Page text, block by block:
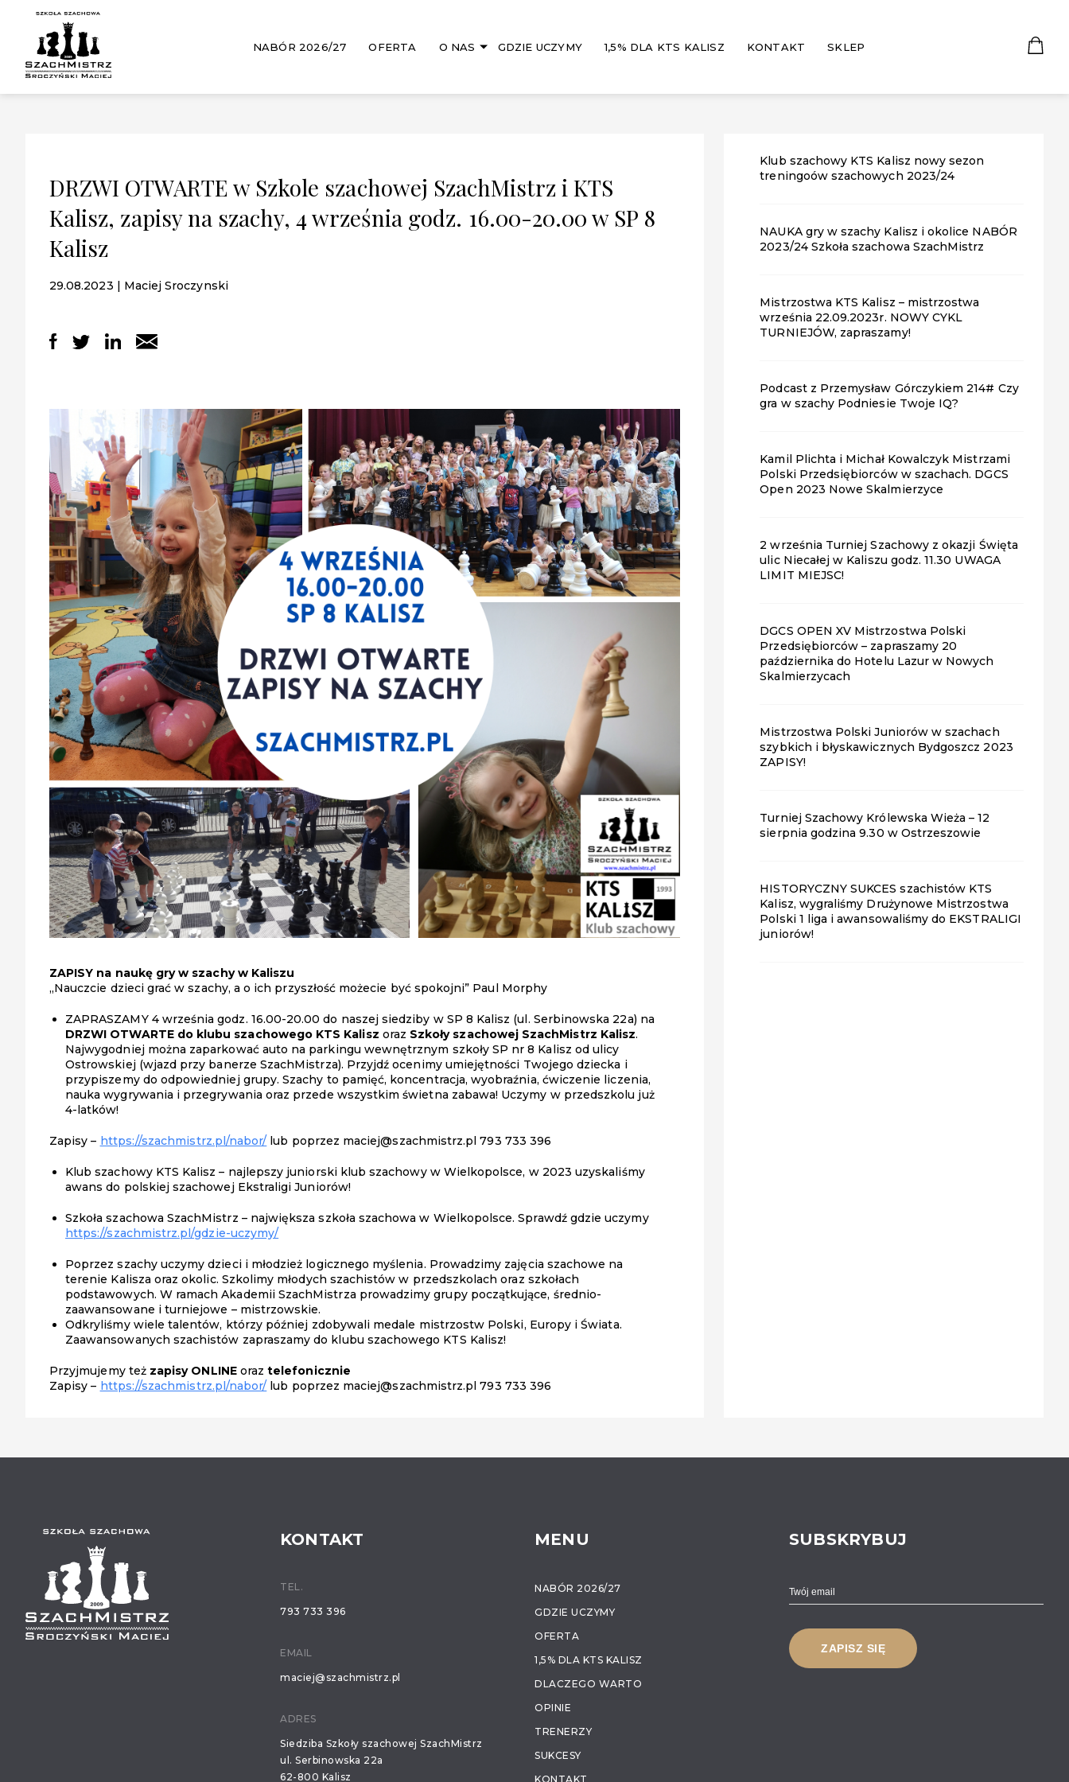
NABÓR 2026/27 OFERTA O NAS GDZIE UCZYMY 1,5% DLA KTS KALISZ KONTAKT SKLEP
DRZWI OTWARTE w Szkole szachowej SzachMistrz i KTS
Kalisz, zapisy na szachy, 4 września godz. 16.00-20.00 w SP 8
Kalisz
29.08.2023 | Maciej Sroczynski
ZAPISY na naukę gry w szachy w Kaliszu
„Nauczcie dzieci grać w szachy, a o ich przyszłość możecie być spokojni” Paul Morphy
ZAPRASZAMY 4 września godz. 16.00-20.00 do naszej siedziby w SP 8 Kalisz (ul. Serbinowska 22a) na
DRZWI OTWARTE do klubu szachowego KTS Kalisz oraz Szkoły szachowej SzachMistrz Kalisz.
Najwygodniej można zaparkować auto na parkingu wewnętrznym szkoły SP nr 8 Kalisz od ulicy
Ostrowskiej (wjazd przy banerze SzachMistrza). Przyjdź ocenimy umiejętności Twojego dziecka i
przypiszemy do odpowiedniej grupy. Szachy to pamięć, koncentracja, wyobraźnia, ćwiczenie liczenia,
nauka wygrywania i przegrywania oraz przede wszystkim świetna zabawa! Uczymy w przedszkolu już
4-latków!
Zapisy – https://szachmistrz.pl/nabor/ lub poprzez maciej@szachmistrz.pl 793 733 396
Klub szachowy KTS Kalisz – najlepszy juniorski klub szachowy w Wielkopolsce, w 2023 uzyskaliśmy
awans do polskiej szachowej Ekstraligi Juniorów!
Szkoła szachowa SzachMistrz – największa szkoła szachowa w Wielkopolsce. Sprawdź gdzie uczymy
https://szachmistrz.pl/gdzie-uczymy/
Poprzez szachy uczymy dzieci i młodzież logicznego myślenia. Prowadzimy zajęcia szachowe na
terenie Kalisza oraz okolic. Szkolimy młodych szachistów w przedszkolach oraz szkołach
podstawowych. W ramach Akademii SzachMistrza prowadzimy grupy początkujące, średnio-
zaawansowane i turniejowe – mistrzowskie.
Odkryliśmy wiele talentów, którzy później zdobywali medale mistrzostw Polski, Europy i Świata.
Zaawansowanych szachistów zapraszamy do klubu szachowego KTS Kalisz!
Przyjmujemy też zapisy ONLINEoraztelefonicznie
Zapisy – https://szachmistrz.pl/nabor/ lub poprzez maciej@szachmistrz.pl 793 733 396
Klub szachowy KTS Kalisz nowy sezon
treningoów szachowych 2023/24
NAUKA gry w szachy Kalisz i okolice NABÓR
2023/24 Szkoła szachowa SzachMistrz
Mistrzostwa KTS Kalisz – mistrzostwa
września 22.09.2023r. NOWY CYKL
TURNIEJÓW, zapraszamy!
Podcast z Przemysław Górczykiem 214# Czy
gra w szachy Podniesie Twoje IQ?
Kamil Plichta i Michał Kowalczyk Mistrzami
Polski Przedsiębiorców w szachach. DGCS
Open 2023 Nowe Skalmierzyce
2 września Turniej Szachowy z okazji Święta
ulic Niecałej w Kaliszu godz. 11.30 UWAGA
LIMIT MIEJSC!
DGCS OPEN XV Mistrzostwa Polski
Przedsiębiorców – zapraszamy 20
października do Hotelu Lazur w Nowych
Skalmierzycach
Mistrzostwa Polski Juniorów w szachach
szybkich i błyskawicznych Bydgoszcz 2023
ZAPISY!
Turniej Szachowy Królewska Wieża – 12
sierpnia godzina 9.30 w Ostrzeszowie
HISTORYCZNY SUKCES szachistów KTS
Kalisz, wygraliśmy Drużynowe Mistrzostwa
Polski 1 liga i awansowaliśmy do EKSTRALIGI
juniorów!
KONTAKT
TEL.
793 733 396
EMAIL
maciej@szachmistrz.pl
ADRES
Siedziba Szkoły szachowej SzachMistrz
ul. Serbinowska 22a
62-800 Kalisz
MENU
NABÓR 2026/27
GDZIE UCZYMY
OFERTA
1,5% DLA KTS KALISZ
DLACZEGO WARTO
OPINIE
TRENERZY
SUKCESY
KONTAKT
SUBSKRYBUJ